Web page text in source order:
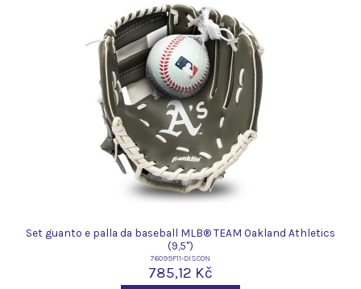
Set guanto e palla da baseball MLB® TEAM Oakland Athletics
(9,5")
76099F11-DISCON
785,12 Kč